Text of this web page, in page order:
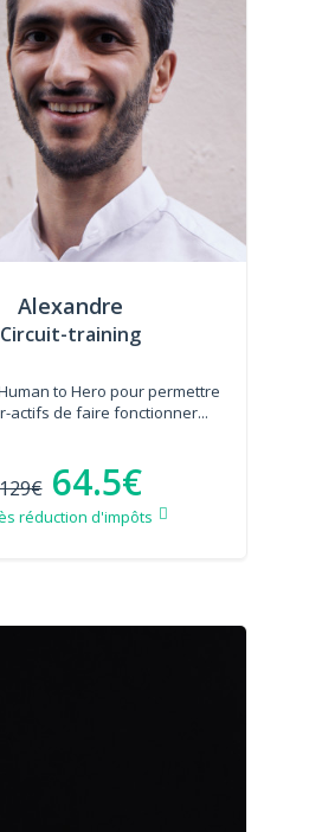
Alexandre
Circuit-training
to Hero pour permettre
actifs de faire fonctionner...
64.5€
réduction d'impôts